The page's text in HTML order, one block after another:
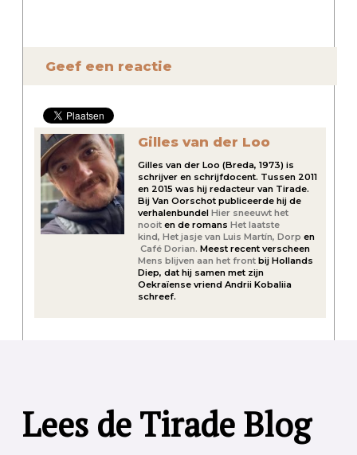
Geef een reactie
Gilles van der Loo
Gilles van der Loo (Breda, 1973) is
schrijver en schrijfdocent. Tussen 2011
en 2015 was hij redacteur van Tirade.
Bij Van Oorschot publiceerde hij de
verhalenbundelHier sneeuwt het
nooit en de romansHet laatste
kind, Het jasje van Luis Martín, Dorp en
Café Dorian. Meest recent verscheen
Mens blijven aan het front bij Hollands
Diep, dat hij samen met zijn
Oekraïense vriend Andrii Kobaliia
schreef.
Lees de Tirade Blog